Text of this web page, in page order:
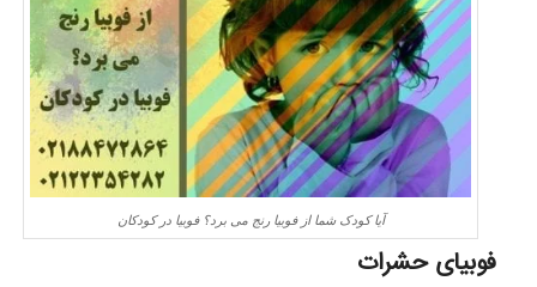
آیا کودک شما از فوبیا رنج می برد؟ فوبیا در کودکان
فوبیای حشرات